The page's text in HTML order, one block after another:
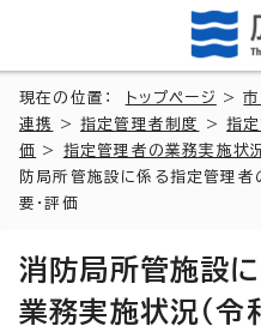
現在の位置： トップページ >
連携
>指定管理者制度 >指
価 > 指定管理者の業務実施状
防局所管施設に係る指定管理者
要・評価
消防局所管施設
業務実施状況（令